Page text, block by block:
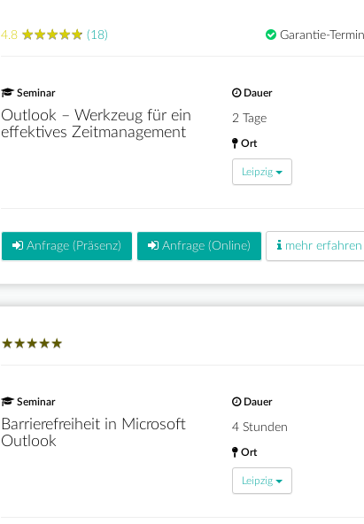
4.8 ★★★★★
★★★★★ (18) Garantie-
Seminar
Outlook – Werkzeug für ein
effektives Zeitmanagement
Dauer
2 Tage
Ort
Leipzig
Anfrage (Präsenz) Anfrage (Online) mehr erfahren
★★★★★
★★★★★
Seminar
Barrierefreiheit in Microsoft
Outlook
Dauer
4 Stunden
Ort
Leipzig